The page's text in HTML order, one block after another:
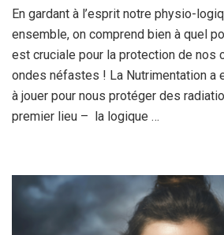
En gardant à l’esprit notre physio-
ensemble, on comprend bien à quel
est cruciale pour la protection de nos
ondes néfastes ! La Nutrimentation a
à jouer pour nous protéger des
premier lieu – la logique …